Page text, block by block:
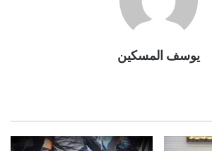
يوسف المسكين